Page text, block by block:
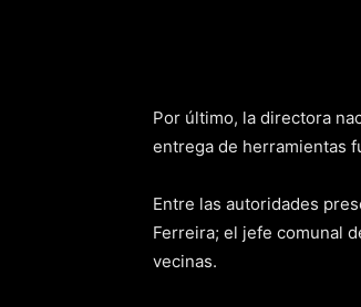
Por último, la directora
entrega de herramientas
Entre las autoridades
Ferreira; el jefe comunal
vecinas.